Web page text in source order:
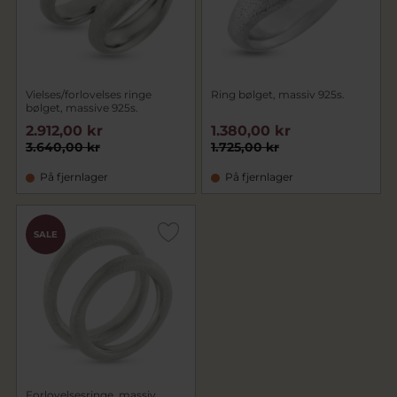
Vielses/forlovelses ringe
bølget, massive 925s.
3.640,00 kr
2.912,00 kr
På fjernlager
Ring bølget, massiv 925s.
1.725,00 kr
1.380,00 kr
På fjernlager
SALE